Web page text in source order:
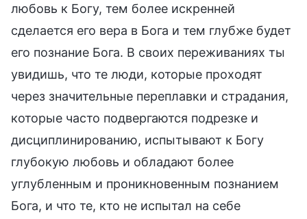
любовь к Богу, тем более искренней
сделается его вера в Бога и тем глубже будет
его познание Бога. В своих переживаниях ты
увидишь, что те люди, которые проходят
через значительные переплавки и страдания,
которые часто подвергаются подрезке и
дисциплинированию, испытывают к Богу
глубокую любовь и обладают более
углубленным и проникновенным познанием
Бога, и что те, кто не испытал на себе